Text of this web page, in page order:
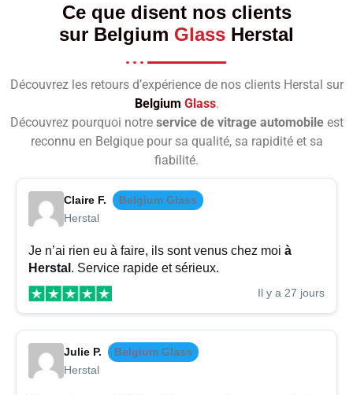
Ce que disent nos clients
sur Belgium Glass Herstal
Découvrez les retours d’expérience de nos clients Herstal sur
Belgium Glass.
Découvrez pourquoi notre service de vitrage automobileest
reconnu en Belgique pour sa qualité, sa rapidité et sa
fiabilité.
Claire F.
Belgium Glass
Herstal
Je n’ai rien eu à faire, ils sont venus chez moi à
Herstal . Service rapide et sérieux.
Il y a 27 jours
Julie P.
Belgium Glass
Herstal